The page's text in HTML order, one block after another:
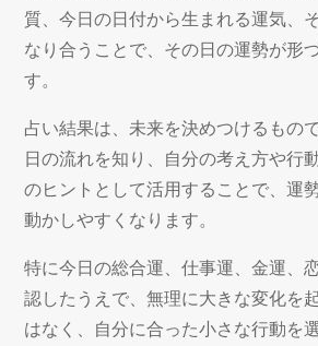
質、今日の日付から生まれる運気、
なり合うことで、その日の運勢が形
す。
占い結果は、未来を決めつけるもの
日の流れを知り、自分の考え方や行
のヒントとして活用することで、運
動かしやすくなります。
特に今日の総合運、仕事運、金運、
認したうえで、無理に大きな変化を
はなく、自分に合った小さな行動を